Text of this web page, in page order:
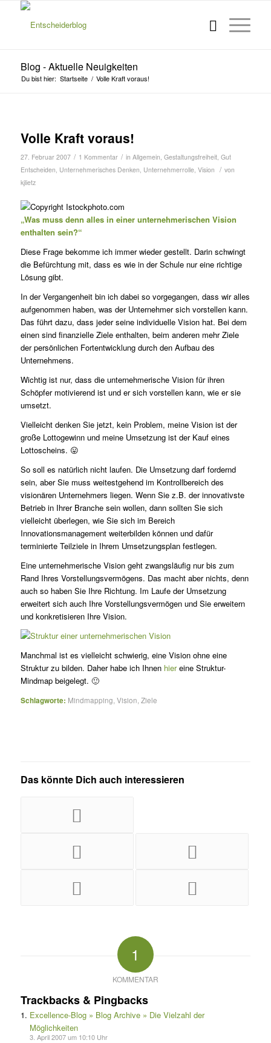
Blog - Aktuelle Neuigkeiten
Du bist hier: Startseite / Volle Kraft voraus!
Volle Kraft voraus!
27. Februar 2007 / 1 Kommentar / in Allgemein, Gestaltungsfreiheit, Gut
Entscheiden, Unternehmerisches Denken, Unternehmerrolle, Vision / von
kjlietz
„Was muss denn alles in einer unternehmerischen Vision
enthalten sein?“
Diese Frage bekomme ich immer wieder gestellt. Darin schwingt
die Befürchtung mit, dass es wie in der Schule nur eine richtige
Lösung gibt.
In der Vergangenheit bin ich dabei so vorgegangen, dass wir alles
aufgenommen haben, was der Unternehmer sich vorstellen kann.
Das führt dazu, dass jeder seine individuelle Vision hat. Bei dem
einen sind finanzielle Ziele enthalten, beim anderen mehr Ziele
der persönlichen Fortentwicklung durch den Aufbau des
Unternehmens.
Wichtig ist nur, dass die unternehmerische Vision für ihren
Schöpfer motivierend ist und er sich vorstellen kann, wie er sie
umsetzt.
Vielleicht denken Sie jetzt, kein Problem, meine Vision ist der
große Lottogewinn und meine Umsetzung ist der Kauf eines
Lottoscheins. 😛
So soll es natürlich nicht laufen. Die Umsetzung darf fordernd
sein, aber Sie muss weitestgehend im Kontrollbereich des
visionären Unternehmers liegen. Wenn Sie z.B. der innovativste
Betrieb in Ihrer Branche sein wollen, dann sollten Sie sich
vielleicht überlegen, wie Sie sich im Bereich
Innovationsmanagement weiterbilden können und dafür
terminierte Teilziele in Ihrem Umsetzungsplan festlegen.
Eine unternehmerische Vision geht zwangsläufig nur bis zum
Rand Ihres Vorstellungsvermögens. Das macht aber nichts, denn
auch so haben Sie Ihre Richtung. Im Laufe der Umsetzung
erweitert sich auch Ihre Vorstellungsvermögen und Sie erweitern
und konkretisieren Ihre Vision.
Manchmal ist es vielleicht schwierig, eine Vision ohne eine
Struktur zu bilden. Daher habe ich Ihnen hiereine Struktur-
Mindmap beigelegt. 🙂
Schlagworte: Mindmapping,Vision,Ziele
Das könnte Dich auch interessieren
1
KOMMENTAR
Trackbacks & Pingbacks
Excellence-Blog » Blog Archive » Die Vielzahl der
Möglichkeiten
3. April 2007 um 10:10 Uhr